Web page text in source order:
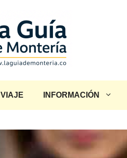
VIAJE INFORMACIÓN